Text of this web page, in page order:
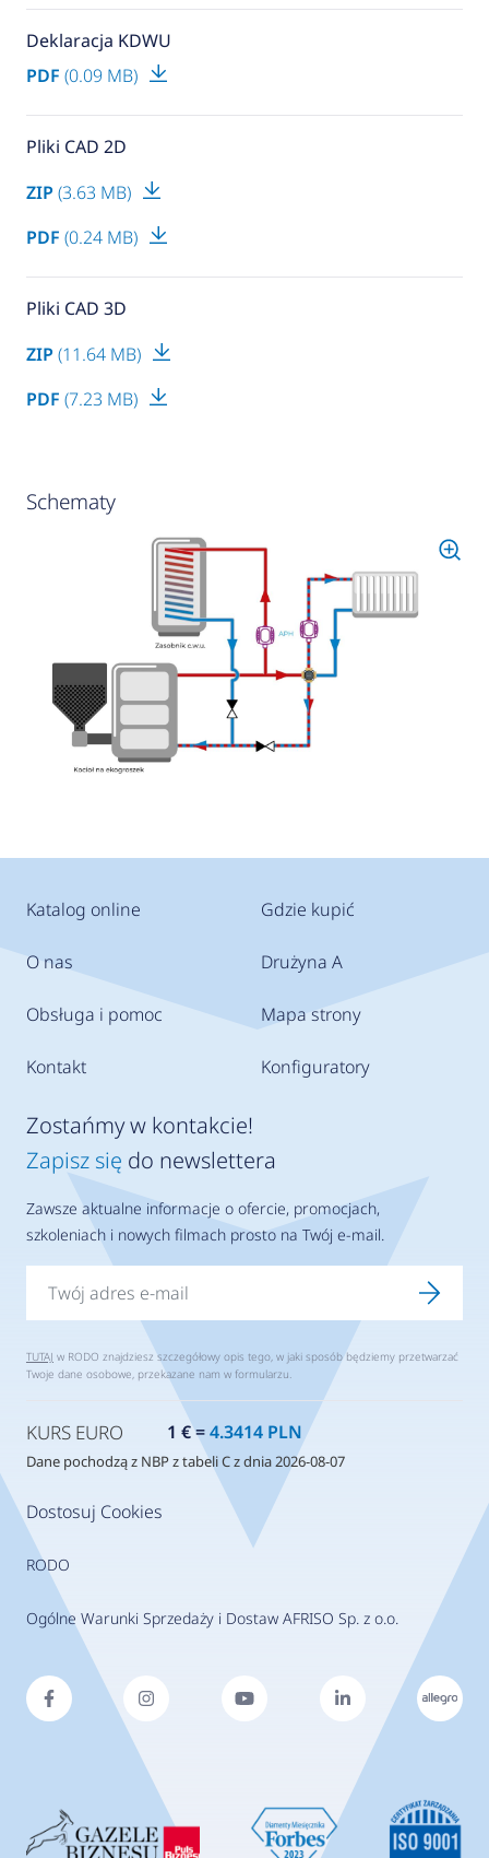
Deklaracja KDWU
PDF (0.09 MB)
Pliki CAD 2D
ZIP (3.63 MB)
PDF (0.24 MB)
Pliki CAD 3D
ZIP (11.64 MB)
PDF (7.23 MB)
Schematy
Katalog online
O nas
Obsługa i pomoc
Kontakt
Gdzie kupić
Drużyna A
Mapa strony
Konfiguratory
Dostosuj Cookies
RODO
Ogólne Warunki Sprzedaży i Dostaw AFRISO Sp. z o.o.
Zostańmy w kontakcie!
Zapisz się do newslettera
Zawsze aktualne informacje o ofercie, promocjach,
szkoleniach i nowych filmach prosto na Twój e-mail.
TUTAJ w RODO znajdziesz szczegółowy opis tego, w jaki sposób będziemy przetwarzać
Twoje dane osobowe, przekazane nam w formularzu.
KURS EURO 1 € =4.3414 PLN
Dane pochodzą z NBP z tabeli C z dnia 2026-08-07